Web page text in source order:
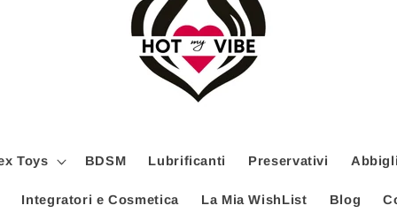
Toys BDSM Lubrificanti Preservativi
Integratori e Cosmetica La Mia WishList Blog